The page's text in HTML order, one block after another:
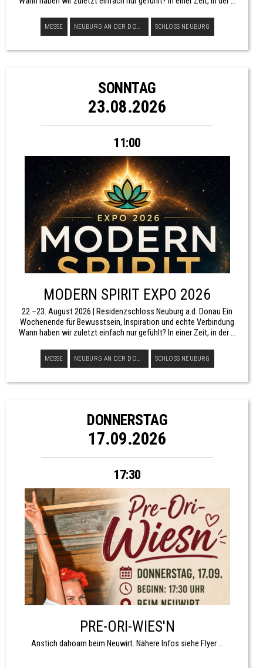
MESSE NEUBURG AN DER DONAU SCHLOSS NEUBURG
SONNTAG
23.08.2026
11:00
MODERN SPIRIT EXPO 2026
22.–23. August 2026 | Residenzschloss Neuburg a.d. Donau Ein
Wochenende für Bewusstsein, Inspiration und echte Verbindung
Wann haben wir zuletzt einfach nur gefühlt? In einer Zeit, in der ...
MESSE NEUBURG AN DER DONAU SCHLOSS NEUBURG
DONNERSTAG
17.09.2026
17:30
PRE-ORI-WIES'N
Anstich dahoam beim Neuwirt. Nähere Infos siehe Flyer ...